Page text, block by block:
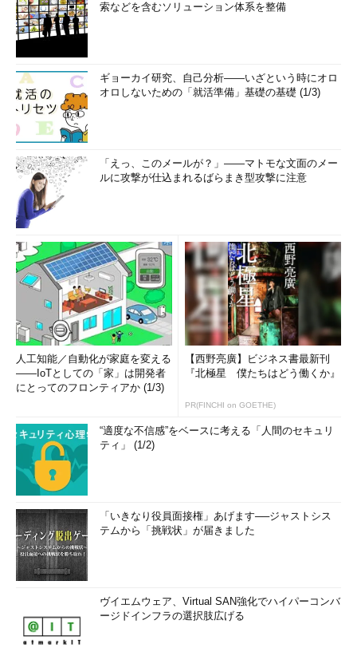
索などを含むソリューション体系を整備
ギョーカイ研究、自己分析――いざという時にオロ
オロしないための「就活準備」基礎の基礎 (1/3)
「えっ、このメールが？」――マトモな文面のメー
ルに攻撃が仕込まれるばらまき型攻撃に注意
人工知能／自動化が家庭を変える
――IoTとしての「家」は開発者
にとってのフロンティアか (1/3)
【西野亮廣】ビジネス書最新刊
『北極星 僕たちはどう働くか』
PR(FINCHI on GOETHE)
“適度な不信感”をベースに考える「人間のセキュリ
ティ」 (1/2)
「いきなり役員面接権」あげます──ジャストシス
テムから「挑戦状」が届きました
ヴイエムウェア、Virtual SAN強化でハイパーコンバ
ージドインフラの選択肢広げる